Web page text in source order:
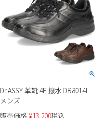
Dr.ASSY 革靴 4E 撥水 DR8014L
メンズ
販売価格 ¥13,200税込